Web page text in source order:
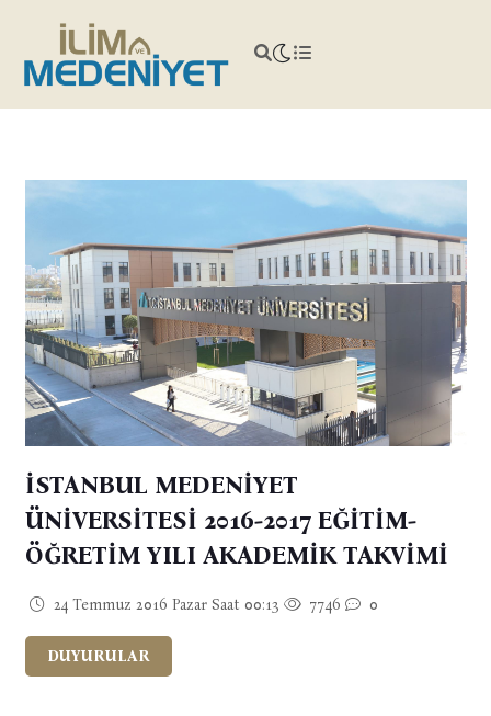
İSTANBUL MEDENİYET
ÜNİVERSİTESİ 2016-2017 EĞİTİM-
ÖĞRETİM YILI AKADEMİK TAKVİMİ
24 Temmuz 2016 Pazar Saat 00:13 7746 0
DUYURULAR